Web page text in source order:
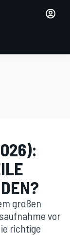
großen
vor
richtige